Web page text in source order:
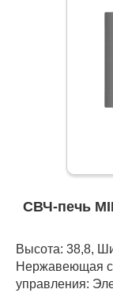
СВЧ-печь
Высота: 38,8,
Нержавеющая
управления: